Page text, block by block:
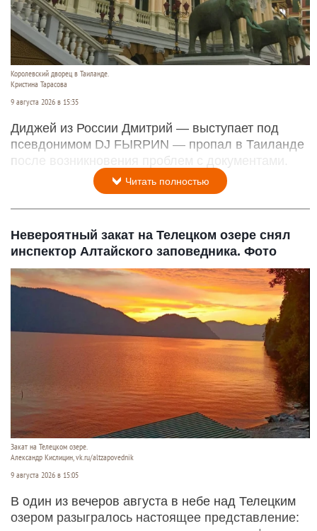
Королевский дворец в Таиланде.
Кристина Тарасова
9 августа 2026 в 15:35
Диджей из России Дмитрий — выступает под
псевдонимом DJ FЫRРИN — пропал в Таиланде
после возникновения проблем с документами.
Читать полностью
Невероятный закат на Телецком озере снял
инспектор Алтайского заповедника. Фото
Закат на Телецком озере.
Александр Кислицин, vk.ru/altzapovednik
9 августа 2026 в 15:05
В один из вечеров августа в небе над Телецким
озером разыгралось настоящее представление: